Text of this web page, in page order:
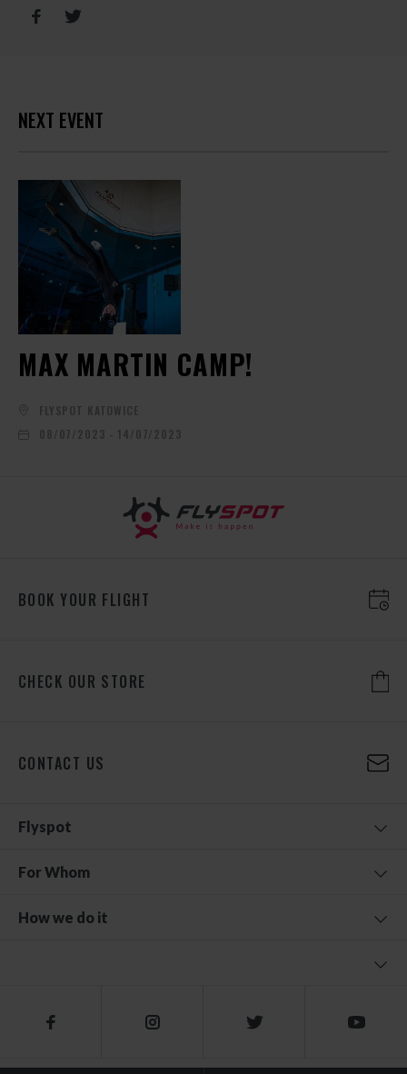
NEXT EVENT
MAX MARTIN CAMP!
FLYSPOT KATOWICE
08/07/2023 - 14/07/2023
BOOK YOUR FLIGHT
CHECK OUR STORE
CONTACT US
Flyspot
For Whom
How we do it